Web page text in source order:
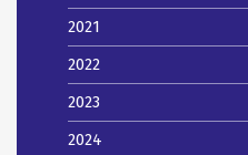
2021
2022
2023
2024